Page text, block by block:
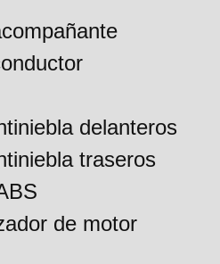
delanteros
traseros
de motor